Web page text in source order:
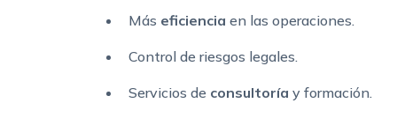
Más eficiencia en las operaciones.
Control de riesgos legales.
Servicios de consultoría y formación.